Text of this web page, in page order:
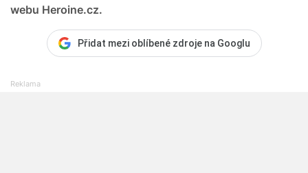
webu Heroine.cz.
Přidat mezi oblíbené zdroje na Googlu